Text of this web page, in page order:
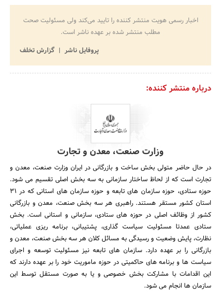
اخبار رسمی هویت منتشر کننده را تایید می‌کند ولی مسئولیت صحت
مطلب منتشر شده بر عهده ناشر است.
پروفایل ناشر
گزارش تخلف
درباره منتشر کننده:
وزارت صنعت، معدن و تجارت
در حال حاضر متولی بخش ساخت و بازرگانی در ایران وزارت صنعت، معدن و
تجارت است که از لحاظ ساختار سازمانی به سه بخش اصلی تقسیم می شود.
حوزه ستادی، حوزه سازمان های تابعه و حوزه سازمان های استانی که در 31
استان کشور مستقر هستند. راهبری هر سه بخش صنعت، معدن و بازرگانی
کشور از وظائف اصلی در حوزه های ستادی، سازمانی و استانی است. بخش
ستادی عمدتا مسئولیت سیاست گذاری، پشتیبانی، برنامه ریزی عملیاتی،
نظارت، پایش وضعیت و رسیدگی به مسائل کلان هر سه بخش صنعت، معدن و
بازرگانی را بر عهده دارد. سازمان های تابعه نیز مسئولیت توسعه و اجرای
سیاست ها و برنامه های حاکمیتی در حوزه ماموریت خود را بر عهده دارند که
این اقدامات با مشارکت بخش خصوصی و یا به صورت مستقل توسط این
سازمان ها انجام می شود.